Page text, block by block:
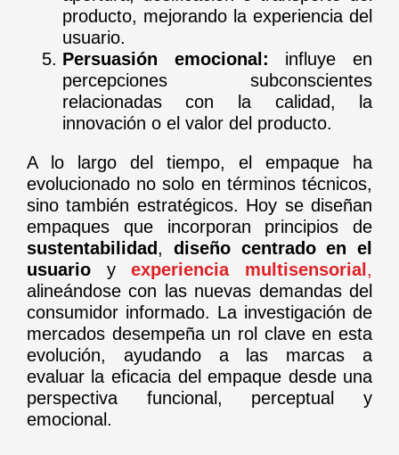
producto, mejorando la experiencia del
usuario.
Persuasión emocional: influye en
percepciones subconscientes
relacionadas con la calidad, la
innovación o el valor del producto.
A lo largo del tiempo, el empaque ha
evolucionado no solo en términos técnicos,
sino también estratégicos. Hoy se diseñan
empaques que incorporan principios de
sustentabilidad, diseño centrado en el
usuarioyexperiencia multisensorial,
alineándose con las nuevas demandas del
consumidor informado. La investigación de
mercados desempeña un rol clave en esta
evolución, ayudando a las marcas a
evaluar la eficacia del empaque desde una
perspectiva funcional, perceptual y
emocional.